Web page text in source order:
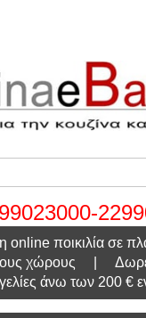
online ποικιλία σε
τους χώρους |
άνω των 200 €